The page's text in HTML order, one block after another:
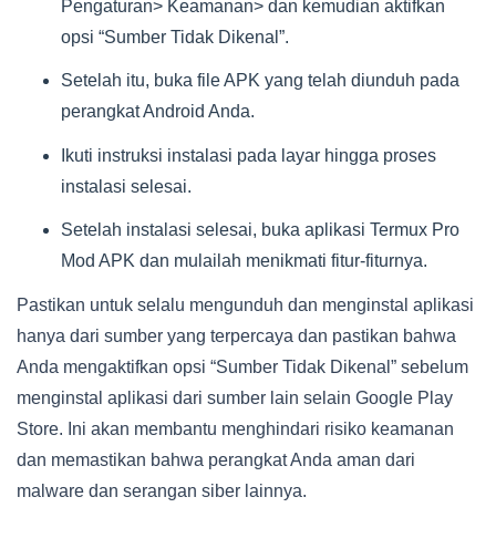
Pengaturan> Keamanan> dan kemudian aktifkan
opsi “Sumber Tidak Dikenal”.
Setelah itu, buka file APK yang telah diunduh pada
perangkat Android Anda.
Ikuti instruksi instalasi pada layar hingga proses
instalasi selesai.
Setelah instalasi selesai, buka aplikasi Termux Pro
Mod APK dan mulailah menikmati fitur-fiturnya.
Pastikan untuk selalu mengunduh dan menginstal aplikasi
hanya dari sumber yang terpercaya dan pastikan bahwa
Anda mengaktifkan opsi “Sumber Tidak Dikenal” sebelum
menginstal aplikasi dari sumber lain selain Google Play
Store. Ini akan membantu menghindari risiko keamanan
dan memastikan bahwa perangkat Anda aman dari
malware dan serangan siber lainnya.